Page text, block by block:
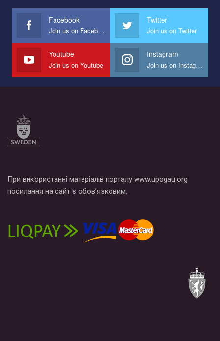
представляющий программу развития организации.
Мы просим вас поддержать нас и помочь нам реализовать
наш план по борьбе с насилием и дискриминацией на почве
СОГИ в Украине.
Все, что вам нужно сделать - это зайти на наш канал YouTube
по этой ссылке и поставить лайк под видео.
Facebook
Join us on Facebook
Twitter
Join us on Twitter
Youtube
Join us on Youtube
Instagram
Join us on Instagram
При використанні матеріалів порталу www.upogau.org
посилання на сайт є обов’язковим.